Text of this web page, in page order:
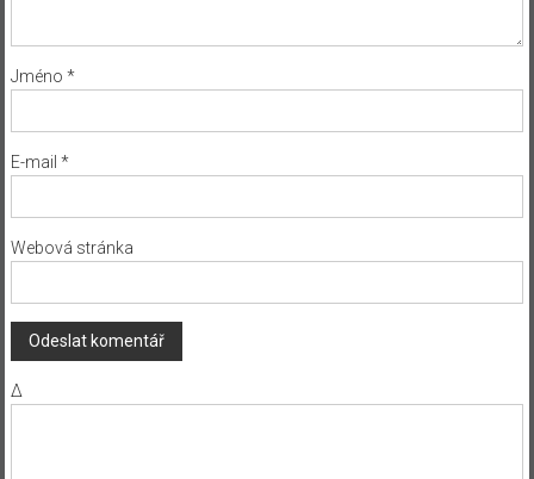
Jméno *
E-mail *
Webová stránka
Δ